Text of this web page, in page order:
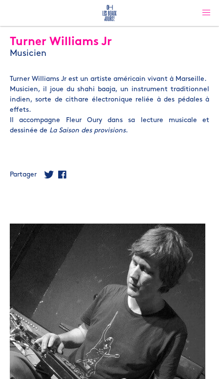
Turner Williams Jr
Musicien
Turner Williams Jr est un artiste américain vivant à Marseille.
Musicien, il joue du shahi baaja, un instrument traditionnel
indien, sorte de cithare électronique reliée à des pédales à
effets.
Il accompagne Fleur Oury dans sa lecture musicale et
dessinée de La Saison des provisions.
Partager